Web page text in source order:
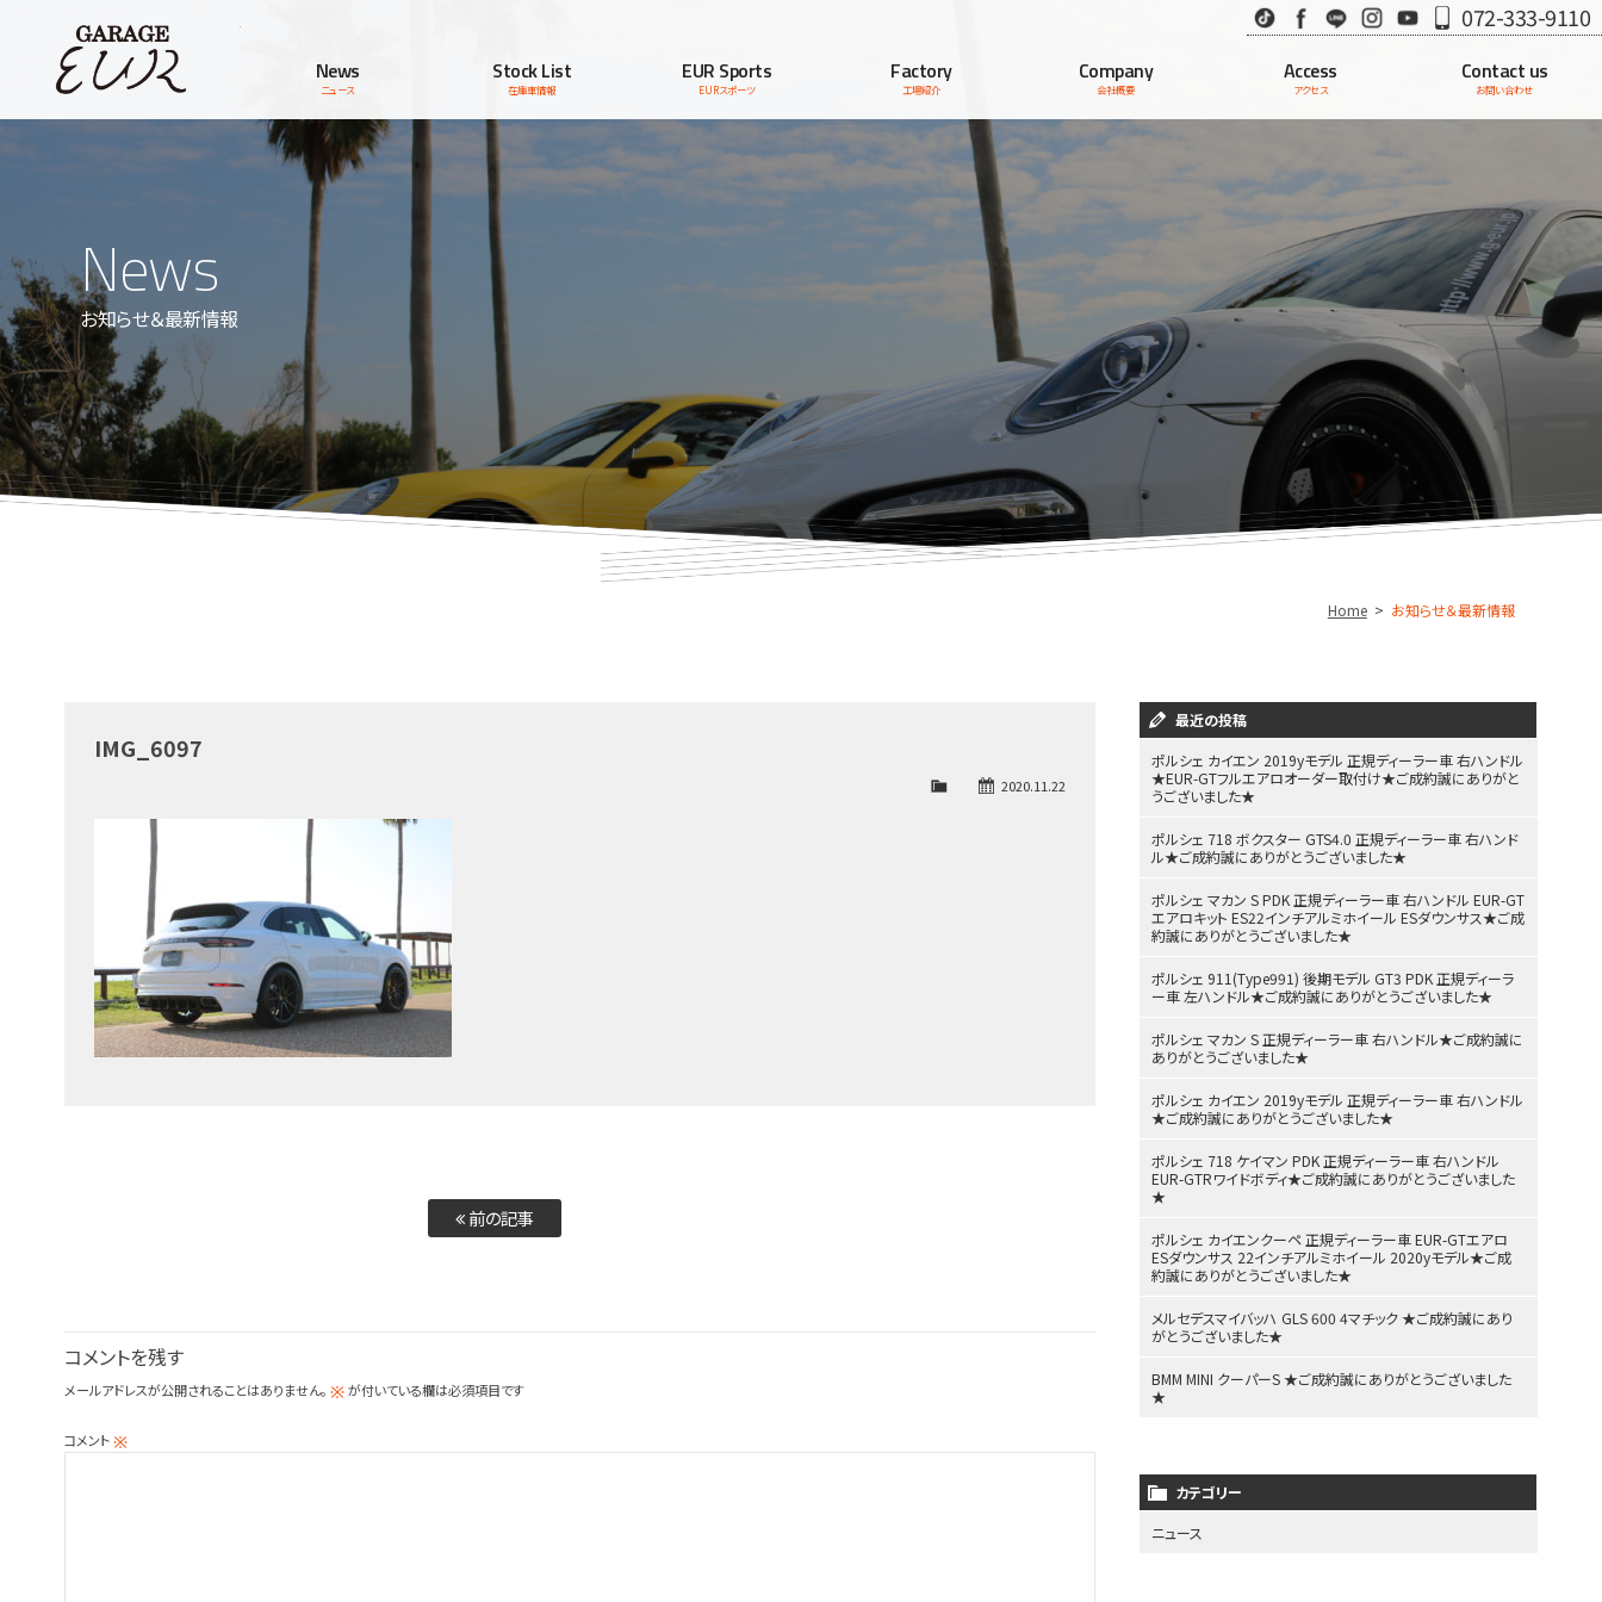
TikTok Facebook
LINE InstagramYoutube072-333-9110
News
ニュース
Stock List
在庫車情報
EUR Sports
EURスポーツ
Factory
工場紹介
Company
会社概要
Access
アクセス
Contact us
お問い合わせ
News
お知らせ＆最新情報
Home お知らせ＆最新情報
IMG_6097
2020.11.22
前の記事
コメントを残す
メールアドレスが公開されることはありません。 ※が付いている欄は必須項目です
コメント※
最近の投稿
ポルシェ カイエン 2019yモデル 正規ディーラー車 右ハンドル
★EUR-GTフルエアロオーダー取付け★ご成約誠にありがと
うございました★
ポルシェ 718 ボクスター GTS4.0 正規ディーラー車 右ハンド
ル★ご成約誠にありがとうございました★
ポルシェ マカン S PDK 正規ディーラー車 右ハンドル EUR-GT
エアロキット ES22インチアルミホイール ESダウンサス★ご成
約誠にありがとうございました★
ポルシェ 911(Type991) 後期モデル GT3 PDK 正規ディーラ
ー車 左ハンドル★ご成約誠にありがとうございました★
ポルシェ マカン S 正規ディーラー車 右ハンドル★ご成約誠に
ありがとうございました★
ポルシェ カイエン 2019yモデル 正規ディーラー車 右ハンドル
★ご成約誠にありがとうございました★
ポルシェ 718 ケイマン PDK 正規ディーラー車 右ハンドル
EUR-GTRワイドボディ★ご成約誠にありがとうございました
★
ポルシェ カイエンクーペ 正規ディーラー車 EUR-GTエアロ
ESダウンサス 22インチアルミホイール 2020yモデル★ご成
約誠にありがとうございました★
メルセデスマイバッハ GLS 600 4マチック ★ご成約誠にあり
がとうございました★
BMM MINI クーパーS ★ご成約誠にありがとうございました
★
カテゴリー
ニュース